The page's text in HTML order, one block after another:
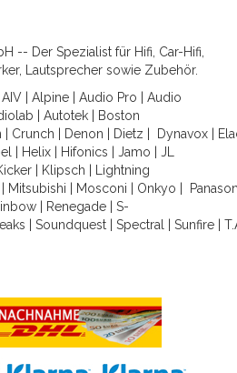
-- Der Spezialist für Hifi, Car-Hifi,
Lautsprecher sowie Zubehör.
AIV| Alpine| Audio Pro
Audio
Autotek
Boston
Crunch Denon Dietz Dynavox
Helix Hifonics Jamo
JL
| Klipsch
Lightning
Mitsubishi Mosconi Onkyo
| Renegade| S-
Soundquest Spectral Sunfire